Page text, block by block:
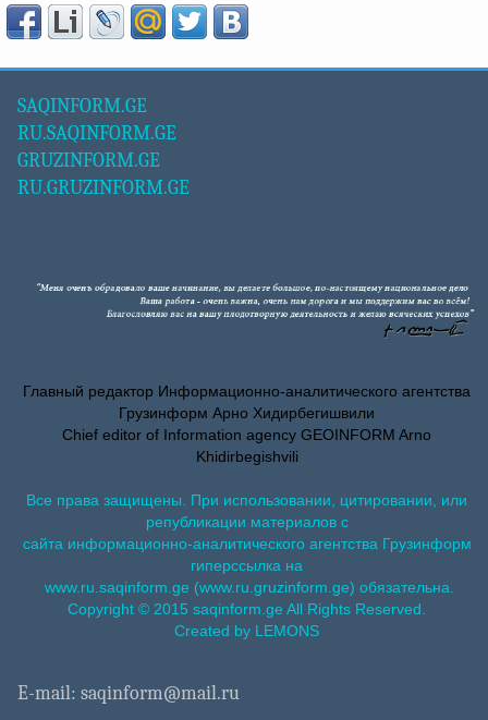
SAQINFORM.GE
RU.SAQINFORM.GE
GRUZINFORM.GE
RU.GRUZINFORM.GE
Главный редактор Информационно-аналитического агентства
Грузинформ Арно Хидирбегишвили
Chief editor of Information agency GEOINFORM Arno
Khidirbegishvili
Все права защищены. При использовании, цитировании, или
републикации материалов с
сайта информационно-аналитического агентства Грузинформ
гиперссылка на
www.ru.saqinform.ge (www.ru.gruzinform.ge) обязательна.
Copyright © 2015 saqinform.ge All Rights Reserved.
Created by LEMONS
E-mail: saqinform@mail.ru